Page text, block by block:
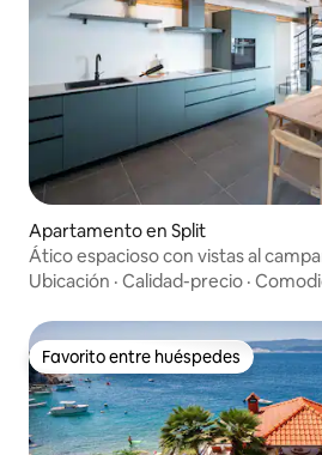
Apartamento en Split
Ático espacioso con vistas al
Ubicación · Calidad-precio ·
Favorito entre huéspedes
Favorito entre huéspedes